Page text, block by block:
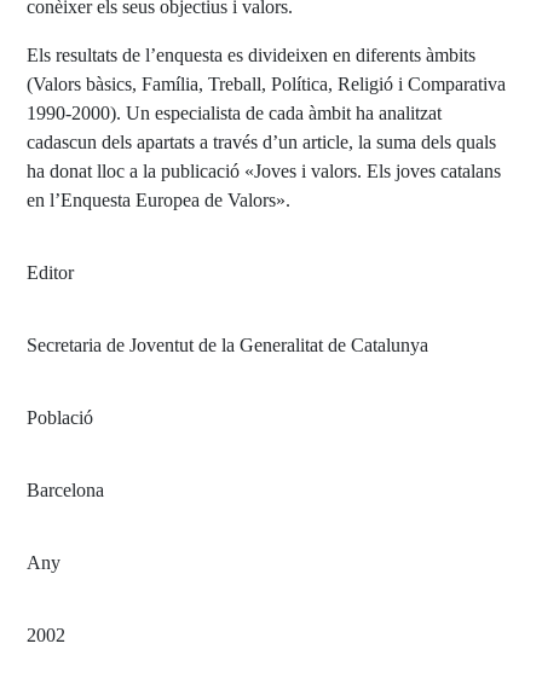
conèixer els seus objectius i valors.
Els resultats de l’enquesta es divideixen en diferents àmbits
(Valors bàsics, Família, Treball, Política, Religió i Comparativa
1990-2000). Un especialista de cada àmbit ha analitzat
cadascun dels apartats a través d’un article, la suma dels quals
ha donat lloc a la publicació «Joves i valors. Els joves catalans
en l’Enquesta Europea de Valors».
Editor
Secretaria de Joventut de la Generalitat de Catalunya
Població
Barcelona
Any
2002